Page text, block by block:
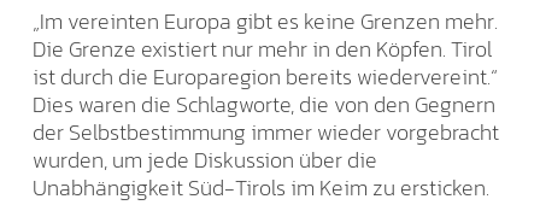
„Im vereinten Europa gibt es keine Grenzen mehr.
Die Grenze existiert nur mehr in den Köpfen. Tirol
ist durch die Europaregion bereits wiedervereint.“
Dies waren die Schlagworte, die von den Gegnern
der Selbstbestimmung immer wieder vorgebracht
wurden, um jede Diskussion über die
Unabhängigkeit Süd-Tirols im Keim zu ersticken.